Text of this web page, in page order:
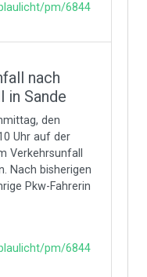
pm/6844
nach
Sande
den
Uhr auf der
Verkehrsunfall
Nach bisherigen
Pkw-Fahrerin
pm/6844